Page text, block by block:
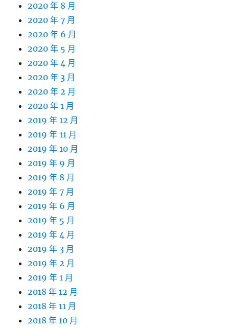
2020 年 8 月
2020 年 7 月
2020 年 6 月
2020 年 5 月
2020 年 4 月
2020 年 3 月
2020 年 2 月
2020 年 1 月
2019 年 12 月
2019 年 11 月
2019 年 10 月
2019 年 9 月
2019 年 8 月
2019 年 7 月
2019 年 6 月
2019 年 5 月
2019 年 4 月
2019 年 3 月
2019 年 2 月
2019 年 1 月
2018 年 12 月
2018 年 11 月
2018 年 10 月